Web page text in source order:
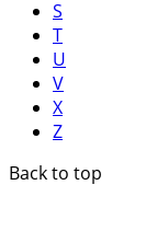
S
T
U
V
X
Z
Back to top